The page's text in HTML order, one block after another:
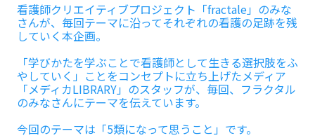
看護師クリエイティブプロジェクト「fractale」のみな
さんが、毎回テーマに沿ってそれぞれの看護の足跡を残
していく本企画。
「学びかたを学ぶことで看護師として生きる選択肢をふ
やしていく」ことをコンセプトに立ち上げたメディア
「メディカLIBRARY」のスタッフが、毎回、フラクタル
のみなさんにテーマを伝えています。
今回のテーマは「5類になって思うこと」です。